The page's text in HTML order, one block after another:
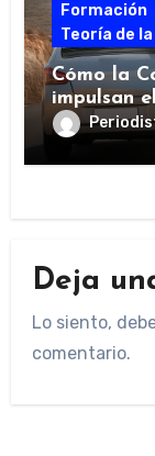
Formación
Teoría de la
Cómo la
impulsan
Deja
Lo siento,
comentario.